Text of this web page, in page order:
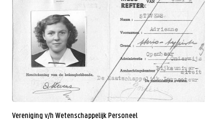
Vereniging v/h Wetenschappelijk Personeel